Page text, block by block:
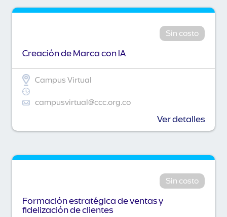
Sin costo
Creación de Marca con IA
Campus Virtual
campusvirtual@ccc.org.co
Ver detalles
Sin costo
Formación estratégica de ventas y
fidelización de clientes